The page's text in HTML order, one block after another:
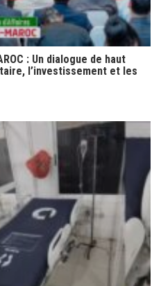
: Un dialogue de haut
l’investissement et les